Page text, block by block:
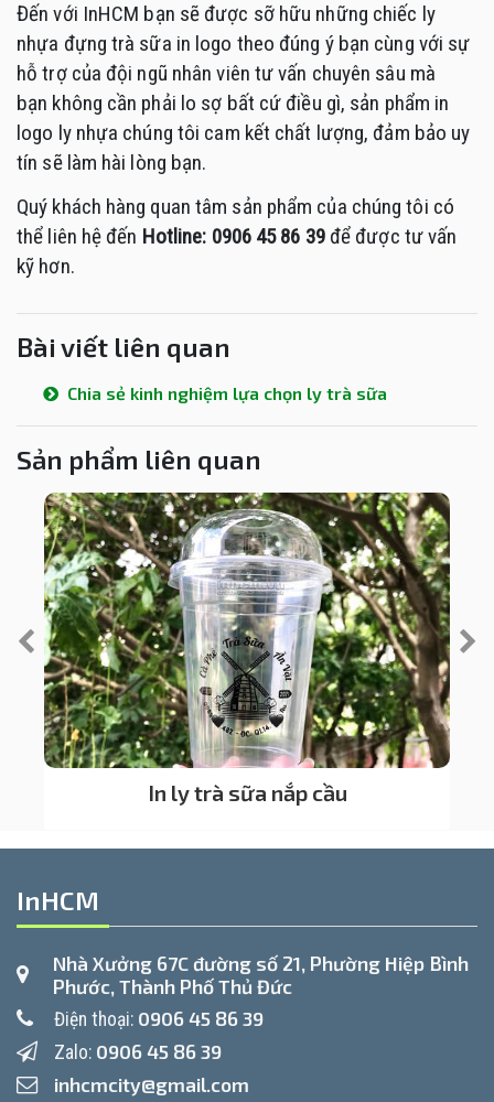
Đến với InHCM bạn sẽ được sỡ hữu những chiếc ly
nhựa đựng trà sữa in logo theo đúng ý bạn cùng với sự
hỗ trợ của đội ngũ nhân viên tư vấn chuyên sâu mà
bạn không cần phải lo sợ bất cứ điều gì, sản phẩm in
logo ly nhựa chúng tôi cam kết chất lượng, đảm bảo uy
tín sẽ làm hài lòng bạn.
Quý khách hàng quan tâm sản phẩm của chúng tôi có
thể liên hệ đến Hotline: 0906 45 86 39để được tư vấn
kỹ hơn.
Bài viết liên quan
Chia sẻ kinh nghiệm lựa chọn ly trà sữa
Sản phẩm liên quan
In ly trà sữa nắp cầu
InHCM
Nhà Xưởng 67C đường số 21, Phường Hiệp Bình
Phước, Thành Phố Thủ Đức
Điện thoại: 0906 45 86 39
Zalo: 0906 45 86 39
inhcmcity@gmail.com